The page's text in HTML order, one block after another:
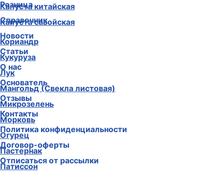
Капуста китайская
Капуста савойская
Кориандр
Кукуруза
Лук
Мангольд (Свекла листовая)
Микрозелень
Морковь
Огурец
Пастернак
Патиссон
Розница
Справочник
Новости
Статьи
О нас
Основатель
Отзывы
Контакты
Политика конфиденциальности
Договор-оферты
Отписаться от рассылки